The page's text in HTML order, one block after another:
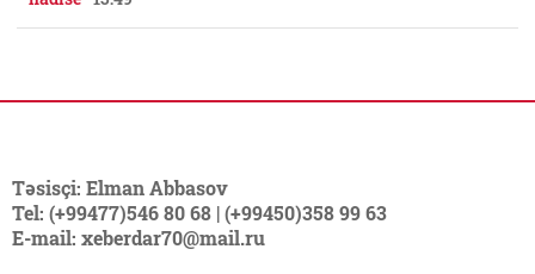
Təsisçi: Elman Abbasov
Tel: (+99477)546 80 68 | (+99450)358 99 63
E-mail: xeberdar70@mail.ru